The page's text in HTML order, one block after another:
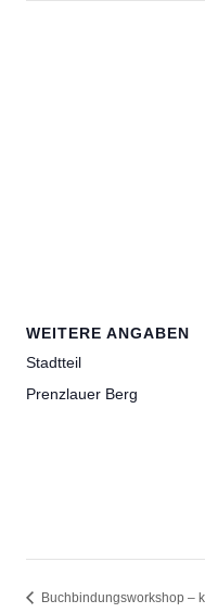
WEITERE ANGABEN
Stadtteil
Prenzlauer Berg
Buchbindungsworkshop –